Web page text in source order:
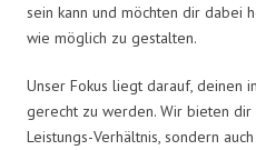
sein kann und möchten dir dabei
wie möglich zu gestalten.
Unser Fokus liegt darauf, deinen
gerecht zu werden. Wir bieten dir
Leistungs-Verhältnis, sondern